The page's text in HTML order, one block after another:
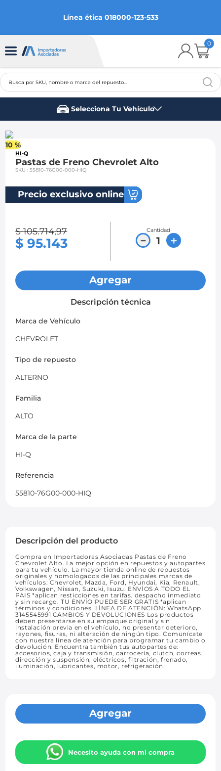
Línea ética 018000-123-533
0
Busca por SKU, nombre o marca del repuesto...
Selecciona Tu Vehículo
10 %
HI-Q
Pastas de Freno Chevrolet Alto
SKU:55810-76G00-000-HIQ
Precio exclusivo online
$ 105.714,97
$ 95.143
Cantidad
＋
－
Agregar
Descripción técnica
Marca de Vehículo
CHEVROLET
Tipo de repuesto
ALTERNO
Familia
ALTO
Marca de la parte
HI-Q
Referencia
55810-76G00-000-HIQ
Descripción del producto
Compra en Importadoras Asociadas Pastas de Freno
Chevrolet Alto. La mejor opción en repuestos y autopartes
para tu vehículo. La mayor tienda online de repuestos
originales y homologados de las principales marcas de
vehículos: Chevrolet, Mazda, Ford, Hyundai, Kia, Renault,
Volkswagen, Nissan, Suzuki, Isuzu. ENVÍOS A TODO EL
PAIS *aplican resticciones en tarifas. despacho inmediato
y sin recargo. TU ENVÍO PUEDE SER GRATIS *aplican
términos y condiciones. LÍNEA DE ATENCIÓN: WhatsApp
3145545991 CAMBIOS Y DEVOLUCIONES Los productos
deben presentarse en su empaque original y sin
instalación previa en el vehículo, no presentar deterioro,
rayones, fisuras, ni alteración de ningún tipo. Comunícate
con nuestra línea de atención para programar tu cambio o
devolución. Encuentra también tus autopartes de:
accesorios, caja y transmisión, carrocería, clutch, correas,
dirección y suspensión, eléctricos, filtración, frenado,
iluminación, lubricantes, motor, refrigeración.
Agregar
Necesito ayuda con mi compra
2
3.
spark gt
ford fiesta
5.
optra
6.
mazda 3
chevrolet spark gt
. chevrolet sail